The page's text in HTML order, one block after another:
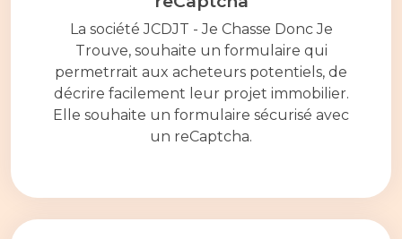
La société JCDJT - Je Chasse Donc Je
Trouve, souhaite un formulaire qui
permetrrait aux acheteurs potentiels, de
décrire facilement leur projet immobilier.
Elle souhaite un formulaire sécurisé avec
un reCaptcha.